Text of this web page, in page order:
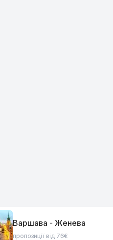
Варшава - Женева
пропозиції від 76€